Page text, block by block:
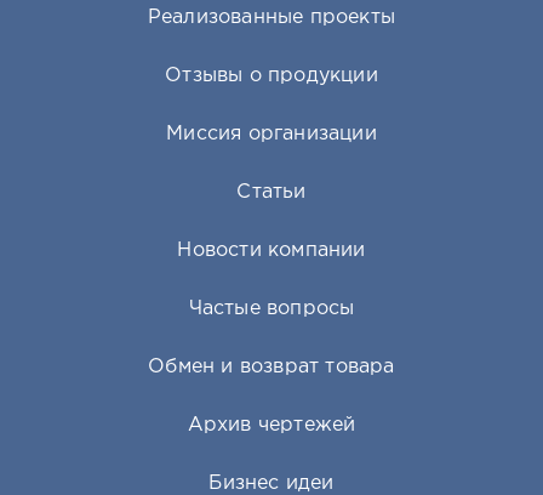
Реализованные проекты
Отзывы о продукции
Миссия организации
Статьи
Новости компании
Частые вопросы
Обмен и возврат товара
Архив чертежей
Бизнес идеи